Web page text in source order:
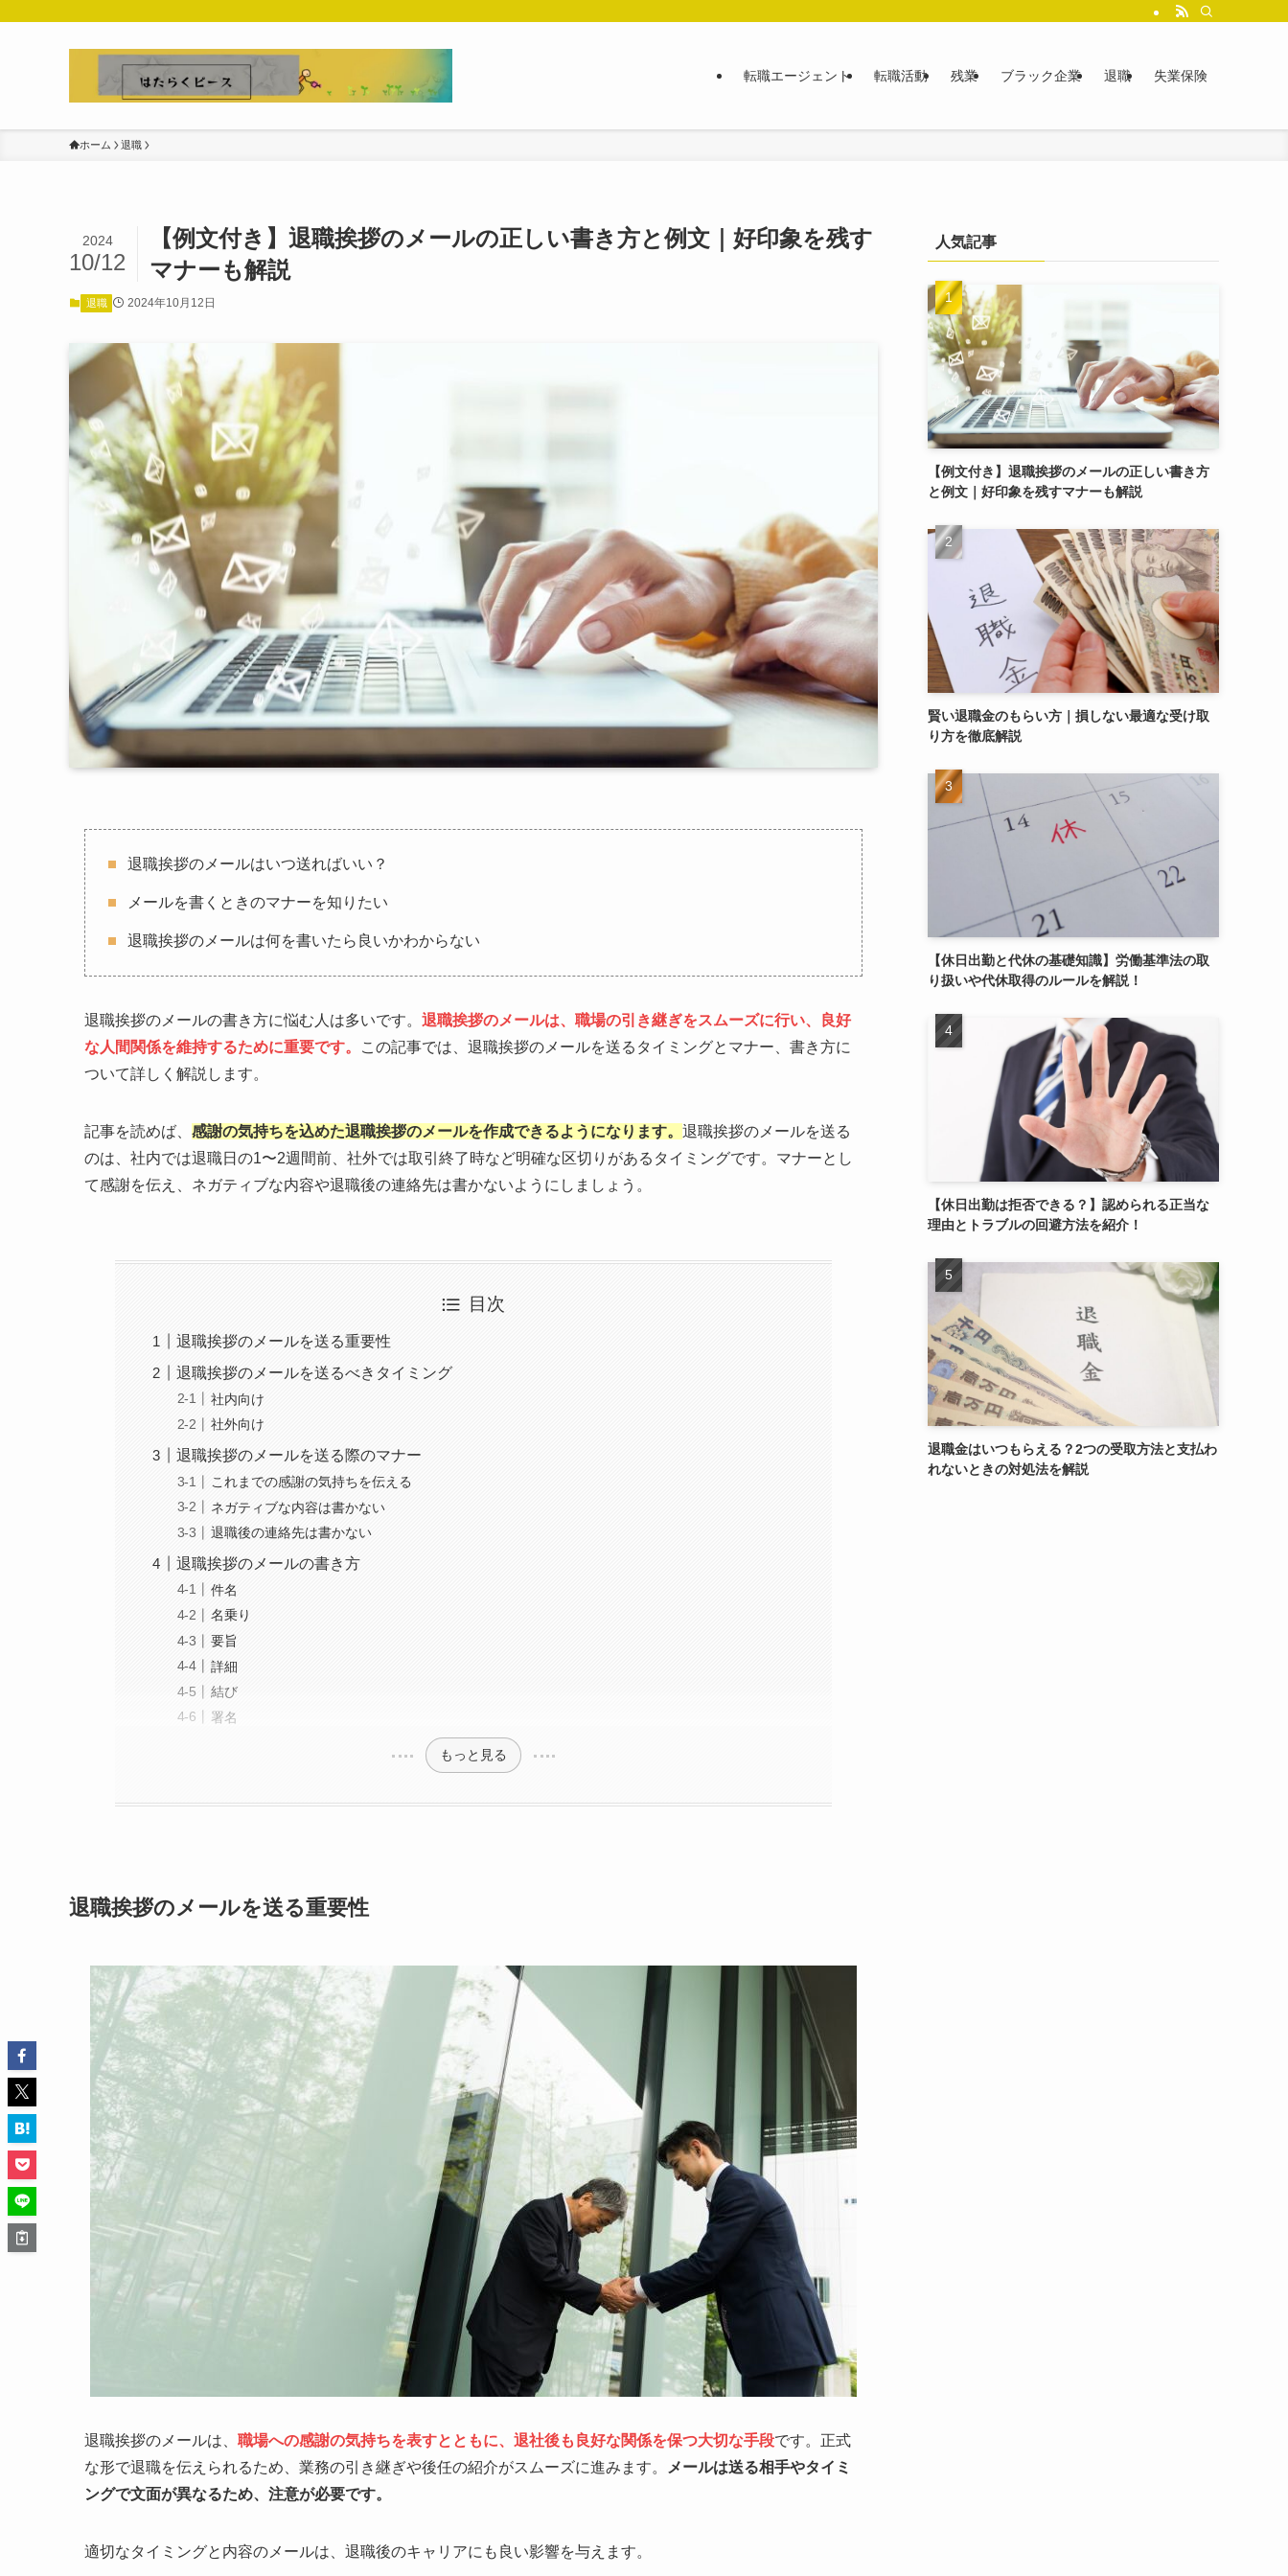
転職エージェント 転職活動 残業 ブラック企業 退職 失業保険
ホーム 退職
【例文付き】退職挨拶のメールの正しい書き方と例文｜好印象を残す
マナーも解説
2024
10/12
退職 2024年10月12日
退職挨拶のメールはいつ送ればいい？
メールを書くときのマナーを知りたい
退職挨拶のメールは何を書いたら良いかわからない
退職挨拶のメールの書き方に悩む人は多いです。 退職挨拶のメールは、職場の引き継ぎをスムーズに行い、良好
な人間関係を維持するために重要です。
この記事では、退職挨拶のメールを送るタイミングとマナー、書き方に
ついて詳しく解説します。
記事を読めば、 感謝の気持ちを込めた退職挨拶のメールを作成できるようになります。 退職挨拶のメールを送る
のは、社内では退職日の1〜2週間前、社外では取引終了時など明確な区切りがあるタイミングです。マナーとし
て感謝を伝え、ネガティブな内容や退職後の連絡先は書かないようにしましょう。
目次
退職挨拶のメールを送る重要性
退職挨拶のメールを送るべきタイミング
社内向け
社外向け
退職挨拶のメールを送る際のマナー
これまでの感謝の気持ちを伝える
ネガティブな内容は書かない
退職後の連絡先は書かない
退職挨拶のメールの書き方
件名
名乗り
要旨
詳細
結び
署名
もっと見る
退職挨拶のメールを送る重要性
退職挨拶のメールは、 職場への感謝の気持ちを表すとともに、退社後も良好な関係を保つ大切な手段です。正式
な形で退職を伝えられるため、業務の引き継ぎや後任の紹介がスムーズに進みます。
メールは送る相手やタイミ
ングで文面が異なるため、注意が必要です。
適切なタイミングと内容のメールは、退職後のキャリアにも良い影響を与えます。
人気記事
【例文付き】退職挨拶のメールの正しい書き方
と例文｜好印象を残すマナーも解説
賢い退職金のもらい方｜損しない最適な受け取
り方を徹底解説
【休日出勤と代休の基礎知識】労働基準法の取
り扱いや代休取得のルールを解説！
【休日出勤は拒否できる？】認められる正当な
理由とトラブルの回避方法を紹介！
退職金はいつもらえる？2つの受取方法と支払わ
れないときの対処法を解説